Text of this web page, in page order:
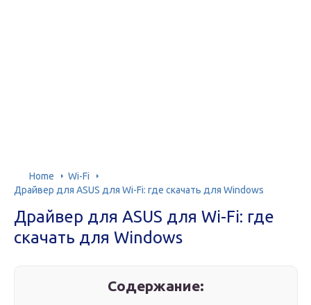
Home
Wi-Fi
Драйвер для ASUS для Wi-Fi: где скачать для Windows
Драйвер для ASUS для Wi-Fi: где
скачать для Windows
Содержание: